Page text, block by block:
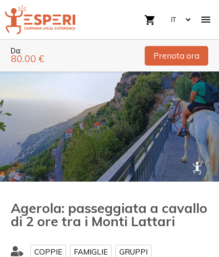

shopping_cart
Da:
80.00 € Prenota ora
Agerola: passeggiata a cavallo
di 2 ore tra i Monti Lattari
COPPIE FAMIGLIE GRUPPI